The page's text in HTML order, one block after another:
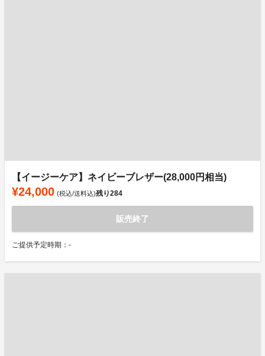
【イージーケア】ネイビーブレザー(28,000円相当)
¥24,000 (税込/送料込)残り284
販売終了
ご提供予定時期：-